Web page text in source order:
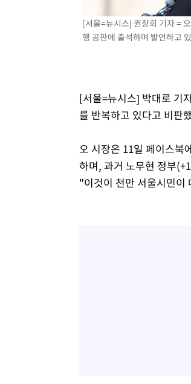
"여기 떨어졌다"…다누리, 스페
손흥민, 5경기 연속골 실패
내일까지 39도 '펄펄'…기상청 "
[속보]산업장관 "李정부, 원전 반
[속보]경찰, '홍명보 선임 논란' 대
[서울=뉴시스] 권창회 기자 =
행 공판에 출석하며 발언하고
[서울=뉴시스] 박대로 기
를 반복하고 있다고 비판
오 시장은 11일 페이스북
하며, 과거 노무현 정부
"이것이 천만 서울시민이